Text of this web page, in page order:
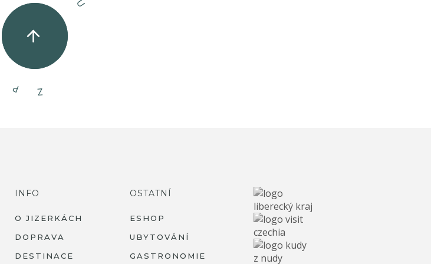
Z
P
U
INFO
O JIZERKÁCH
DOPRAVA
DESTINACE
OSTATNÍ
ESHOP
UBYTOVÁNÍ
GASTRONOMIE